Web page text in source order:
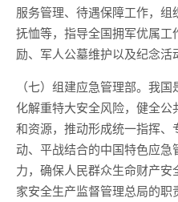
服务管理、待遇保障工作，
抚恤等，指导全国拥军优属
励、军人公墓维护以及纪念活
（七）组建应急管理部。我
化解重特大安全风险，健全
和资源，推动形成统一指挥
动、平战结合的中国特色应
力，确保人民群众生命财产
家安全生产监督管理总局的